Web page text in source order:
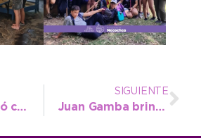
Enero comenzó con buenos niveles de ocupación en Necochea
SIGUIENTE
Juan Gamba brindó detalles de lo que será el 64º Festival Infantil